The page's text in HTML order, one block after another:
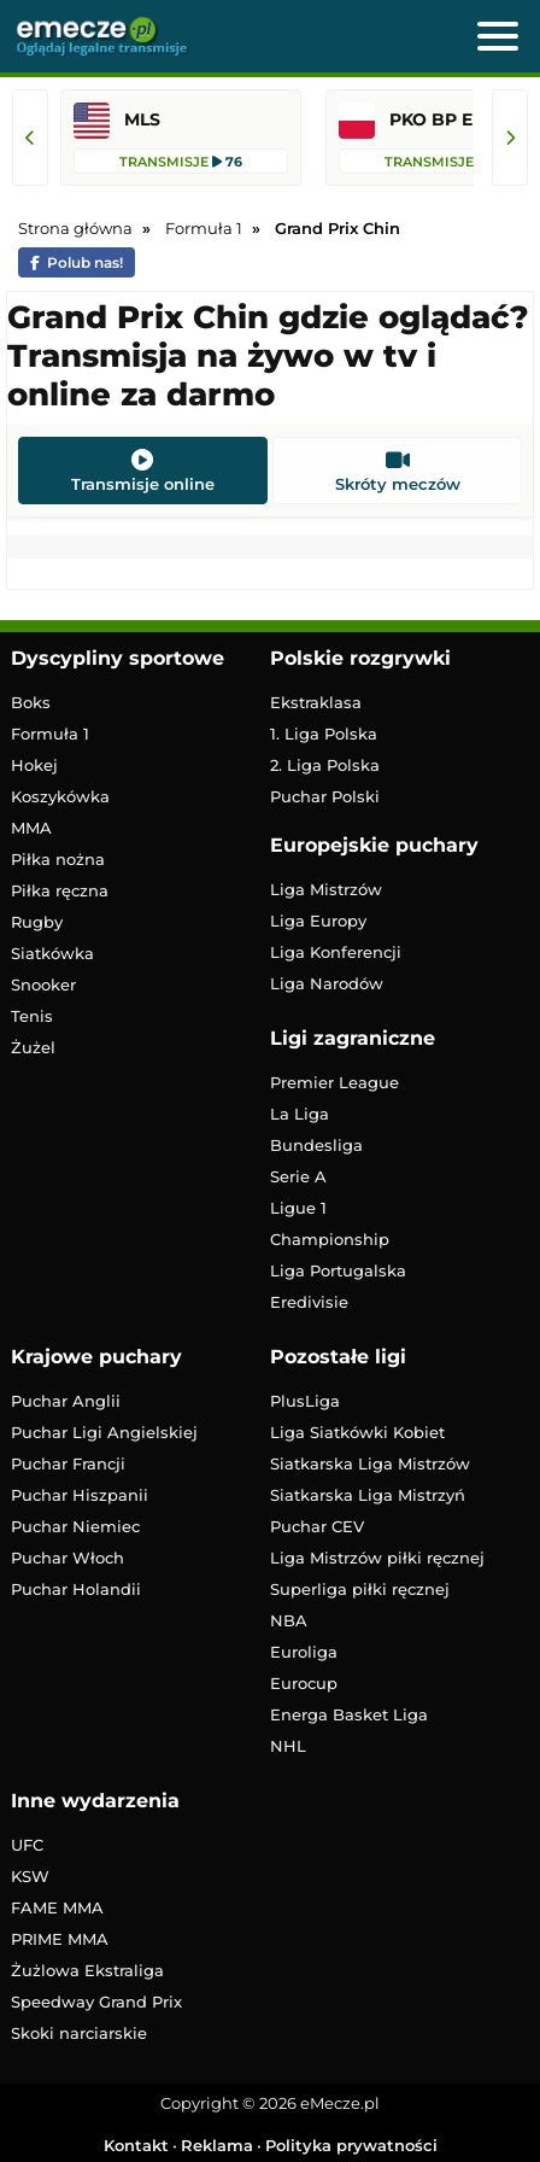
MLS
TRANSMISJE 76 TRANSMISJE
Strona główna Formuła 1 Grand Prix Chin
Polub nas!
Grand Prix Chin gdzie oglądać?
Transmisja na żywo w tv i
online za darmo
Transmisje online Skróty meczów
Dyscypliny sportowe
Boks
Formuła 1
Hokej
Koszykówka
MMA
Piłka nożna
Piłka ręczna
Rugby
Siatkówka
Snooker
Tenis
Żużel
Polskie rozgrywki
Ekstraklasa
1. Liga Polska
2. Liga Polska
Puchar Polski
Europejskie puchary
Liga Mistrzów
Liga Europy
Liga Konferencji
Liga Narodów
Ligi zagraniczne
Premier League
La Liga
Bundesliga
Serie A
Ligue 1
Championship
Liga Portugalska
Eredivisie
Krajowe puchary
Puchar Anglii
Puchar Ligi Angielskiej
Puchar Francji
Puchar Hiszpanii
Puchar Niemiec
Puchar Włoch
Puchar Holandii
Pozostałe ligi
PlusLiga
Liga Siatkówki Kobiet
Siatkarska Liga Mistrzów
Siatkarska Liga Mistrzyń
Puchar CEV
Liga Mistrzów piłki ręcznej
Superliga piłki ręcznej
NBA
Euroliga
Eurocup
Energa Basket Liga
NHL
Inne wydarzenia
UFC
KSW
FAME MMA
PRIME MMA
Żużlowa Ekstraliga
Speedway Grand Prix
Skoki narciarskie
Copyright © 2026 eMecze.pl
Kontakt • Reklama • Polityka prywatności